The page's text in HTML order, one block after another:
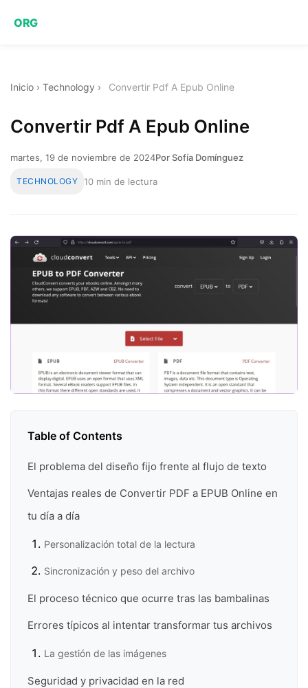
ORG
Inicio › Technology › Convertir Pdf A Epub Online
Convertir Pdf A Epub Online
martes, 19 de noviembre de 2024Por Sofía Domínguez
TECHNOLOGY 10 min de lectura
Table of Contents
El problema del diseño fijo frente al flujo de texto
Ventajas reales de Convertir PDF a EPUB Online en
tu día a día
Personalización total de la lectura
Sincronización y peso del archivo
El proceso técnico que ocurre tras las bambalinas
Errores típicos al intentar transformar tus archivos
La gestión de las imágenes
Seguridad y privacidad en la red